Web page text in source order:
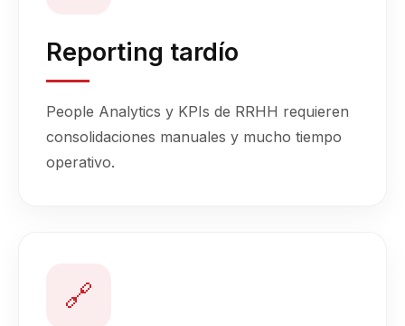
Reporting tardío
People Analytics y KPIs de RRHH requieren
consolidaciones manuales y mucho tiempo
operativo.
🔗